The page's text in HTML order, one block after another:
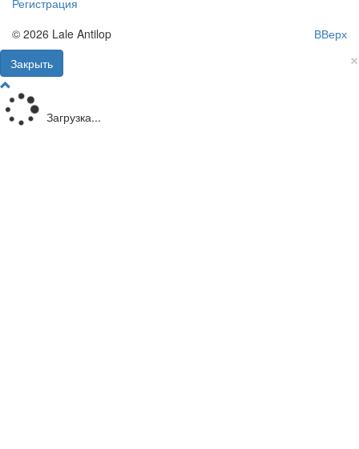
Регистрация
ВВерх
© 2026 Lale Antilop
×
Закрыть
Загрузка...